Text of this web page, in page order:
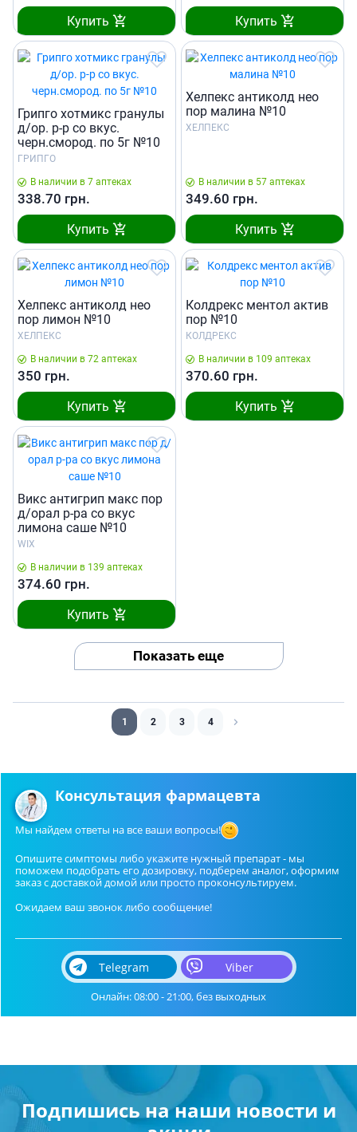
Купить Купить
Грипго хотмикс гранулы
д/ор. р-р со вкус.
черн.смород. по 5г №10
ГРИПГО
В наличии в 7 аптеках
338.70 грн.
Купить
Хелпекс антиколд нео
пор малина №10
ХЕЛПЕКС
В наличии в 57 аптеках
349.60 грн.
Купить
Хелпекс антиколд нео
пор лимон №10
ХЕЛПЕКС
В наличии в 72 аптеках
350 грн.
Купить
Колдрекс ментол актив
пор №10
КОЛДРЕКС
В наличии в 109 аптеках
370.60 грн.
Купить
Викс антигрип макс пор
д/орал р-ра со вкус
лимона саше №10
WIX
В наличии в 139 аптеках
374.60 грн.
Купить
Показать еще
1 2 3 4
Консультация фармацевта
Мы найдем ответы на все ваши вопросы!
Опишите симптомы либо укажите нужный препарат - мы
поможем подобрать его дозировку, подберем аналог, оформим
заказ с доставкой домой или просто проконсультируем.
Ожидаем ваш звонок либо сообщение!
Telegram Viber
Онлайн: 08:00 - 21:00, без выходных
Подпишись на наши новости и